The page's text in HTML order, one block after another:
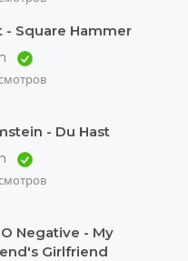
- Square Hammer
- Du Hast
Negative - My
Girlfriend